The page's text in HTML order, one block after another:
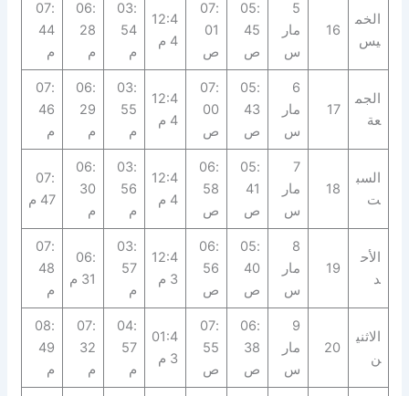
الخم
يس
16
5
مار
س
05:
45
ص
07:
01
ص
12:4
4 م
03:
54
م
06:
28
م
07:
44
م
الجم
عة
17
6
مار
س
05:
43
ص
07:
00
ص
12:4
4 م
03:
55
م
06:
29
م
07:
46
م
السب
ت
18
7
مار
س
05:
41
ص
06:
58
ص
12:4
4 م
03:
56
م
06:
30
م
07:
47 م
الأح
د
19
8
مار
س
05:
40
ص
06:
56
ص
12:4
3 م
03:
57
م
06:
31 م
07:
48
م
الاثني
ن
20
9
مار
س
06:
38
ص
07:
55
ص
01:4
3 م
04:
57
م
07:
32
م
08:
49
م